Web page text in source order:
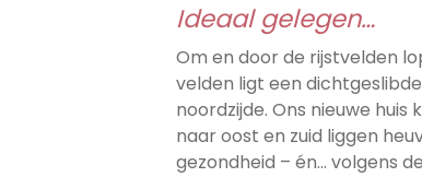
Ideaal gelegen…
Om en door de rijstvelden
velden ligt een
noordzijde. Ons nieuwe
naar oost en zuid liggen
gezondheid – én… volgens